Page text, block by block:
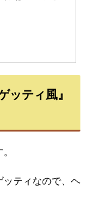
ッティ風』
ッティなので、ヘ